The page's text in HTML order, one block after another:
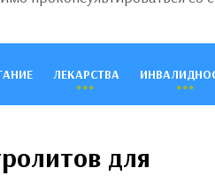
ЛЕКАРСТВА
для